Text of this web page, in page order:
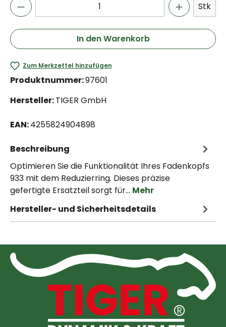
Stk
In den Warenkorb
Zum Merkzettel hinzufügen
Produktnummer:97601
Hersteller:TIGER GmbH
EAN:4255824904898
Beschreibung
Optimieren Sie die Funktionalität Ihres Fadenkopfs
933 mit dem Reduzierring. Dieses präzise
gefertigte Ersatzteil sorgt für… Mehr
Hersteller- und Sicherheitsdetails